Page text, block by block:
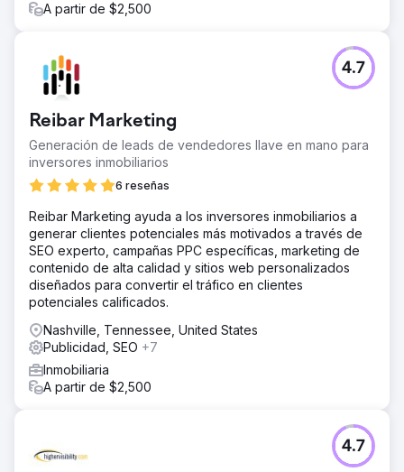
A partir de $2,500
Reibar Marketing
Generación de leads de vendedores llave en mano para
inversores inmobiliarios
6 reseñas
4.7
Reibar Marketing ayuda a los inversores inmobiliarios a
generar clientes potenciales más motivados a través de
SEO experto, campañas PPC específicas, marketing de
contenido de alta calidad y sitios web personalizados
diseñados para convertir el tráfico en clientes
potenciales calificados.
Nashville, Tennessee, United States
Publicidad, SEO +7
Inmobiliaria
A partir de $2,500
4.7